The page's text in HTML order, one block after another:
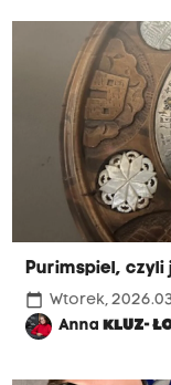
Purimspiel, czyli
calendar_today Wtorek,
AnnaKLUZ-